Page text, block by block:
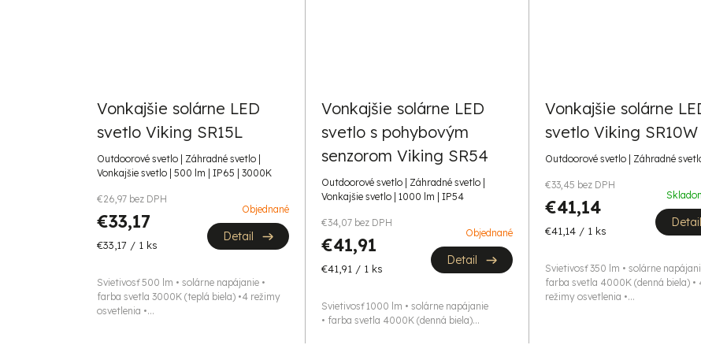
Vonkajšie solárne LED
svetlo Viking SR15L
Outdoorové svetlo | Záhradné svetlo |
Vonkajšie svetlo | 500 lm | IP65 | 3000K
€26,97 bez DPH
€33,17
Jednotková
€33,17 / 1 ks
Objednané
Detail
Svietivosť 500 lm • solárne napájanie •
farba svetla 3000K (teplá biela) •4 režimy
osvetlenia •...
Vonkajšie solárne LED
svetlo s pohybovým
senzorom Viking SR54
Outdoorové svetlo | Záhradné svetlo |
Vonkajšie svetlo | 1000 lm | IP54
€34,07 bez DPH
€41,91
Jednotková
€41,91 / 1 ks
Objednané
Detail
Svietivosť 1000 lm • solárne napájanie
• farba svetla 4000K (denná biela)...
Vonkajšie solárne
svetlo Viking SR10W
Outdoorové svetlo | Záhradné svetlo
€33,45 bez DPH
€41,14
Jednotková
€41,14 / 1 ks
Detail
Svietivosť 350 lm • solárne
farba svetla 4000K (denná biela) •
režimy osvetlenia •...